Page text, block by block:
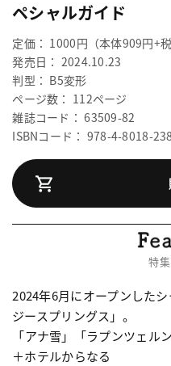
ペシャルガイド
定価： 1000円（本体909円+税
発売日： 2024.10.23
判型： B5変形
ページ数： 112ページ
雑誌コード： 63509-82
ISBNコード： 978-4-8018-
特
2024年6月にオープンした
ジースプリングス」。
「アナ雪」「ラプンツェル
＋ホテルからなる